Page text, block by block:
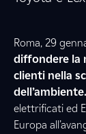
Roma, 29
diffondere la
clienti nella
dell’ambiente.
elettrificati ed
Europa